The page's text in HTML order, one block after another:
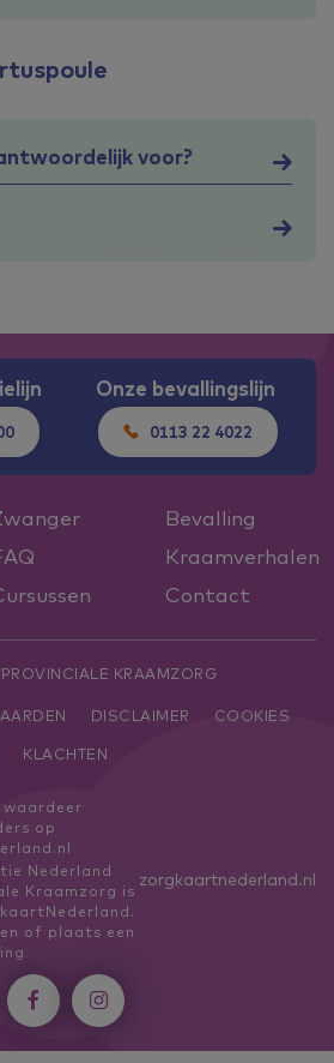
voor?
Onze bevallingslijn
0113 22 4022
Bevalling
Kraamverhalen
Contact
KRAAMZORG
DISCLAIMER
COOKIES
KLACHTEN
Kraamzorg is
of plaats een
zorgkaartnederland.nl
 